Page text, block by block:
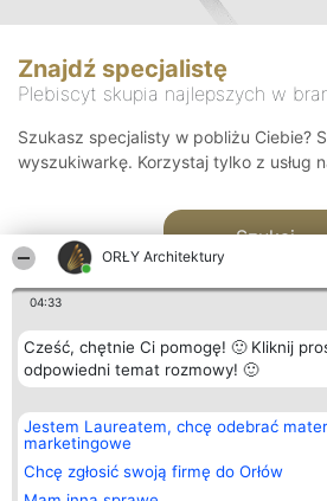
ORŁY Architektury
04:33
Cześć, chętnie Ci pomogę! 🙂 Kliknij
odpowiedni temat rozmowy! 🙂
Jestem Laureatem, chcę odebrać
marketingowe
Chcę zgłosić swoją firmę do Orłów
Znajdź specjalistę
Plebiscyt skupia najlepszych w
Szukasz specjalisty w pobliżu Ciebie?
wyszukiwarkę. Korzystaj tylko z usług
Szukaj
Organizator plebiscytu
Bright Side Solutions sp. z o.
o. sp. k.
ul. Ruska 22
Wrocław 50-079
Plebiscyt
Laureaci
wszystkich
Laureatów